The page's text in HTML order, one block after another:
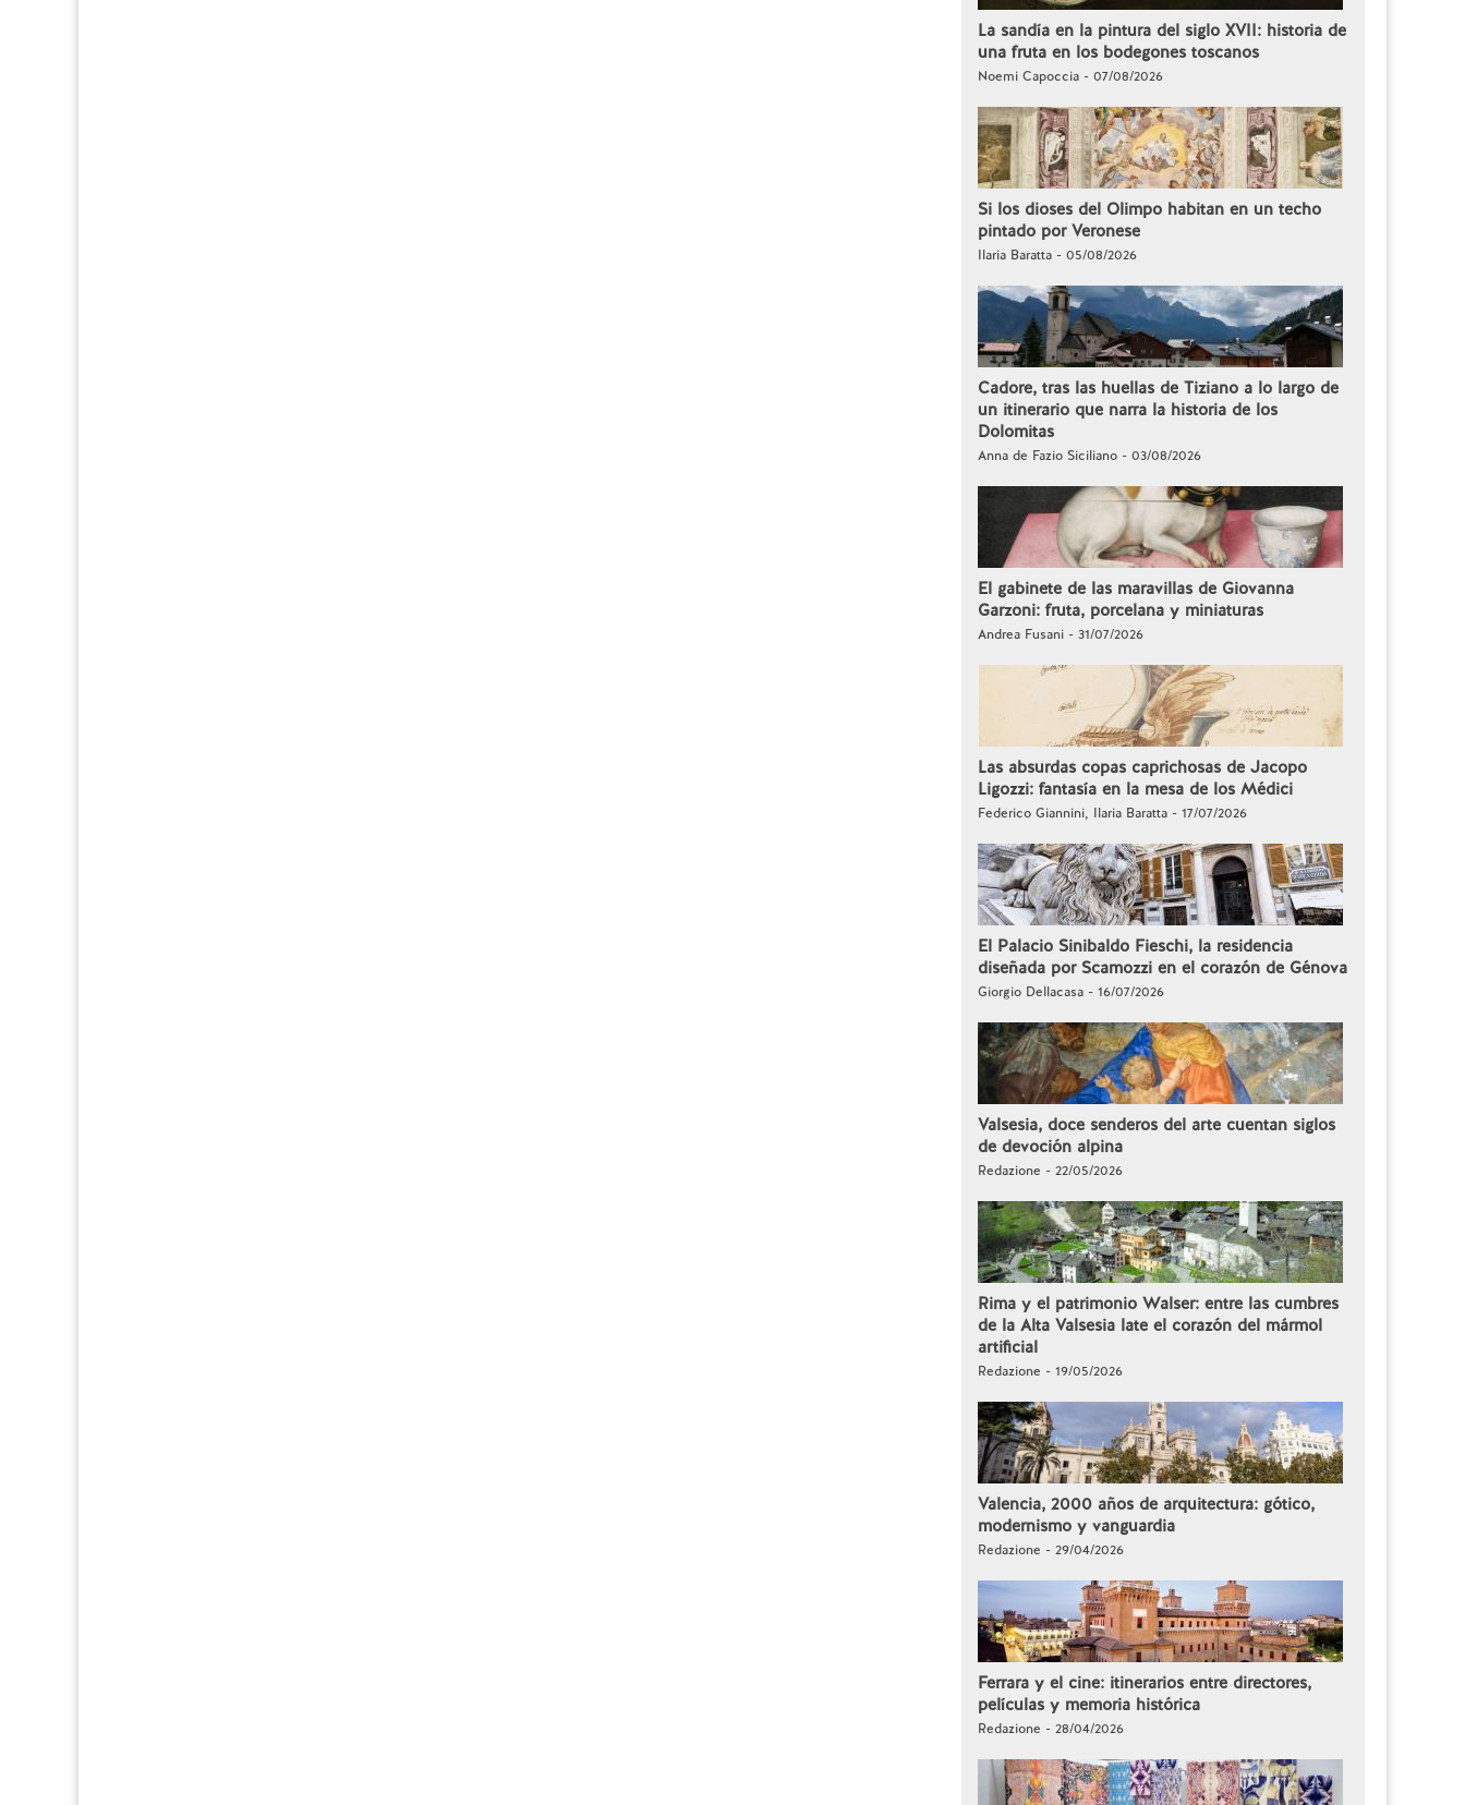
La sandía en la pintura del siglo XVII: historia de
una fruta en los bodegones toscanos
Noemi Capoccia - 07/08/2026
Si los dioses del Olimpo habitan en un techo
pintado por Veronese
Ilaria Baratta - 05/08/2026
Cadore, tras las huellas de Tiziano a lo largo de
un itinerario que narra la historia de los
Dolomitas
Anna de Fazio Siciliano - 03/08/2026
El gabinete de las maravillas de Giovanna
Garzoni: fruta, porcelana y miniaturas
Andrea Fusani - 31/07/2026
Las absurdas copas caprichosas de Jacopo
Ligozzi: fantasía en la mesa de los Médici
Federico Giannini, Ilaria Baratta - 17/07/2026
El Palacio Sinibaldo Fieschi, la residencia
diseñada por Scamozzi en el corazón de Génova
Giorgio Dellacasa - 16/07/2026
Valsesia, doce senderos del arte cuentan siglos
de devoción alpina
Redazione - 22/05/2026
Rima y el patrimonio Walser: entre las cumbres
de la Alta Valsesia late el corazón del mármol
artificial
Redazione - 19/05/2026
Valencia, 2000 años de arquitectura: gótico,
modernismo y vanguardia
Redazione - 29/04/2026
Ferrara y el cine: itinerarios entre directores,
películas y memoria histórica
Redazione - 28/04/2026